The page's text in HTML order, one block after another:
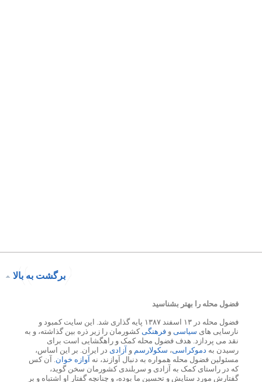
برگشت به بالا
فضول محله را بهتر بشناسید
فضول محله در ۱۳ اسفند ۱۳۸۷ پایه گذاری شد. این سایت کمبود و
نارسایی های سیاسی و فرهنگیکشورمان را زیر ذره بین گذاشته، و به
نقد می پردازد. هدف فضول محله کمک و راهگشایی است برای
رسیدن به دموکراسی، سکولارسم و آزادی در ایران. بر این اساس،
مسئولین فضول محله همواره به دنبال آوازند، نه آوازه خوان. آن کس
که در راستای کمک به آزادی و سربلندی کشورمان سخن گوید،
گفتارش مورد ستایش و تحسین ما بوده، و چنانچه گفتار او اشتباه و بر